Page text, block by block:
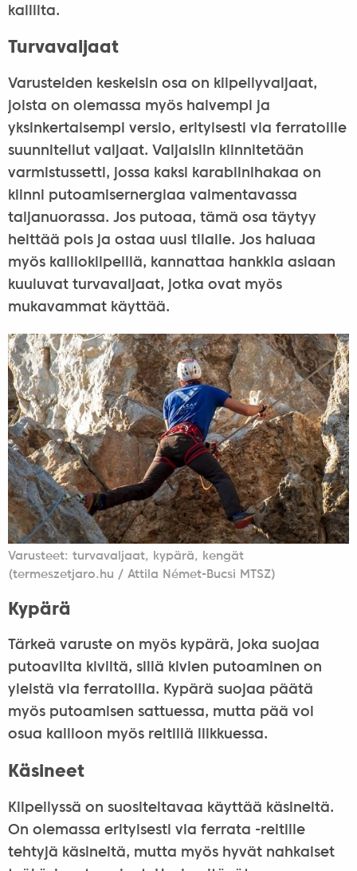
kalliita.
Turvavaljaat
Varusteiden keskeisin osa on kiipeilyvaljaat,
joista on olemassa myös halvempi ja
yksinkertaisempi versio, erityisesti via ferratoille
suunnitellut valjaat. Valjaisiin kiinnitetään
varmistussetti, jossa kaksi karabiinihakaa on
kiinni putoamisernergiaa vaimentavassa
taljanuorassa. Jos putoaa, tämä osa täytyy
heittää pois ja ostaa uusi tilalle. Jos haluaa
myös kalliokiipeillä, kannattaa hankkia asiaan
kuuluvat turvavaljaat, jotka ovat myös
mukavammat käyttää.
Varusteet: turvavaljaat, kypärä, kengät
(termeszetjaro.hu / Attila Német-Bucsi MTSZ)
Kypärä
Tärkeä varuste on myös kypärä, joka suojaa
putoavilta kiviltä, sillä kivien putoaminen on
yleistä via ferratoilla. Kypärä suojaa päätä
myös putoamisen sattuessa, mutta pää voi
osua kallioon myös reitillä liikkuessa.
Käsineet
Kiipeilyssä on suositeltavaa käyttää käsineitä.
On olemassa erityisesti via ferrata -reitille
tehtyjä käsineitä, mutta myös hyvät nahkaiset